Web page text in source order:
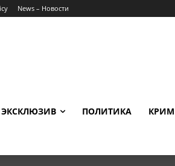
News – Новости
ЭКСКЛЮЗИВ ПОЛИТИКА